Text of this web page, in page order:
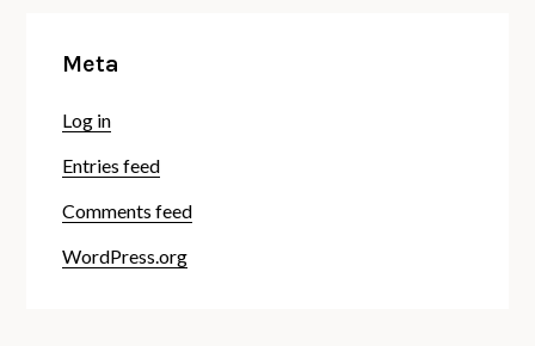
Meta
Log in
Entries feed
Comments feed
WordPress.org